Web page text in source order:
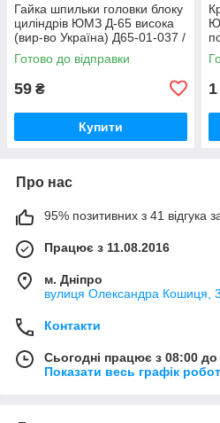
Гайка шпильки головки блоку
циліндрів ЮМЗ Д-65 висока
(вир-во Україна) Д65-01-037 /
Д65-01-037-А
Готово до відправки
59 ₴
Купити
Про нас
95% позитивних з 41 відгука
Працює з 11.08.2016
м. Дніпро
вулиця Олександра Кошиця,
Контакти
Сьогодні працює з 08:00 до
Показати весь графік